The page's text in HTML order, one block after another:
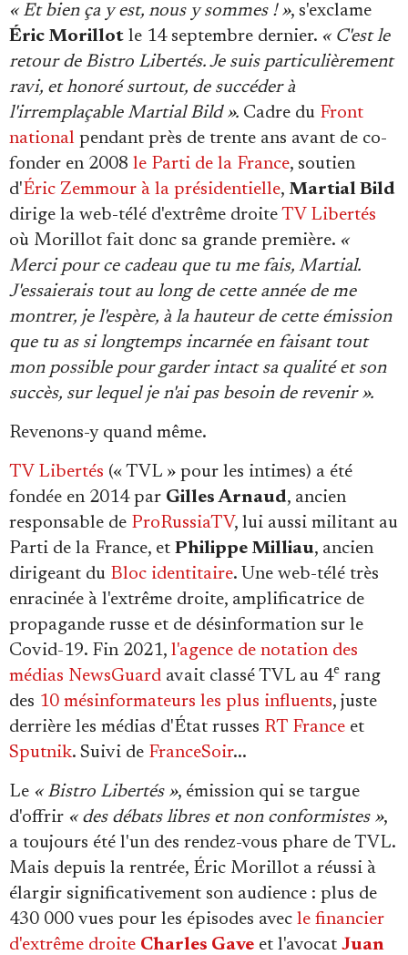
Se connecter
« Et bien ça y est, nous y sommes ! », s'exclame
Éric Morillot le 14 septembre dernier. « C'est le
retour de Bistro Libertés. Je suis particulièrement
ravi, et honoré surtout, de succéder à
l'irremplaçable Martial Bild ». Cadre du Front
national pendant près de trente ans avant de co-
fonder en 2008 le Parti de la France, soutien
d'Éric Zemmour à la présidentielle, Martial Bild
dirige la web-télé d'extrême droite TV Libertés
où Morillot fait donc sa grande première. «
Merci pour ce cadeau que tu me fais, Martial.
J'essaierais tout au long de cette année de me
montrer, je l'espère, à la hauteur de cette émission
que tu as si longtemps incarnée en faisant tout
mon possible pour garder intact sa qualité et son
succès, sur lequel je n'ai pas besoin de revenir ».
Revenons-y quand même.
TV Libertés (« TVL » pour les intimes) a été
fondée en 2014 par Gilles Arnaud, ancien
responsable de ProRussiaTV, lui aussi militant au
Parti de la France, et Philippe Milliau, ancien
dirigeant du Bloc identitaire. Une web-télé très
enracinée à l'extrême droite, amplificatrice de
propagande russe et de désinformation sur le
Covid-19. Fin 2021, l'agence de notation des
médias NewsGuard avait classé TVL au 4e rang
des 10 mésinformateurs les plus influents, juste
derrière les médias d'État russes RT France et
Sputnik. Suivi de FranceSoir...
Le « Bistro Libertés », émission qui se targue
d'offrir « des débats libres et non conformistes »,
a toujours été l'un des rendez-vous phare de TVL.
Mais depuis la rentrée, Éric Morillot a réussi à
élargir significativement son audience : plus de
430 000 vues pour les épisodes avec le financier
d'extrême droite Charles Gave et l'avocat Juan